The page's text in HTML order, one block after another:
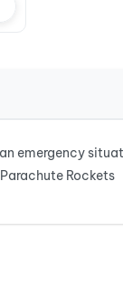
emergency
Parachute Rockets